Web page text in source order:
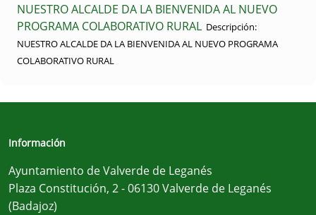
NUESTRO ALCALDE DA LA BIENVENIDA AL NUEVO
PROGRAMA COLABORATIVO RURAL Descripción:
NUESTRO ALCALDE DA LA BIENVENIDA AL NUEVO PROGRAMA
COLABORATIVO RURAL
Información
Ayuntamiento de Valverde de Leganés
Plaza Constitución, 2 - 06130 Valverde de Leganés
(Badajoz)